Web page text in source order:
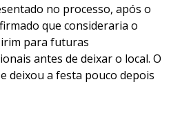
no processo, após o
que consideraria o
para futuras
antes de deixar o local. O
deixou a festa pouco depois